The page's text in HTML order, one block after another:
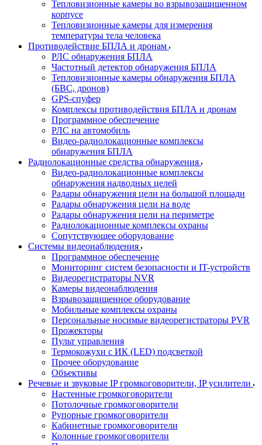
Тепловизионные камеры во взрывозащищенном
корпусе
Тепловизионные камеры для измерения
температуры тела человека
Противодействие БПЛА и дронам
РЛС обнаружения БПЛА
Частотный детектор обнаружения БПЛА
Тепловизионные камеры обнаружения БПЛА
(БВС, дронов)
GPS-спуфер
Комплексы противодействия БПЛА и дронам
Программное обеспечение
РЛС на автомобиль
Видео-радиолокационные комплексы
обнаружения БПЛА
Радиолокационные средства обнаружения
Видео-радиолокационные комплексы
обнаружения надводных целей
Радары обнаружения цели на большой площади
Радары обнаружения цели на воде
Радары обнаружения цели на периметре
Радиолокационные комплексы охраны
Сопутствующее оборудование
Системы видеонаблюдения
Программное обеспечение
Мониторинг систем безопасности и IT-устройств
Видеорегистраторы NVR
Камеры видеонаблюдения
Взрывозащищенное оборудование
Мобильные комплексы охраны
Персональные носимые видеорегистраторы PVR
Прожекторы
Пульт управления
Термокожухи с ИК (LED) подсветкой
Прочее оборудование
Объективы
Речевые и звуковые IP громкоговорители, IP усилители
Настенные громкоговорители
Потолочные громкоговорители
Рупорные громкоговорители
Кабинетные громкоговорители
Колонные громкоговорители